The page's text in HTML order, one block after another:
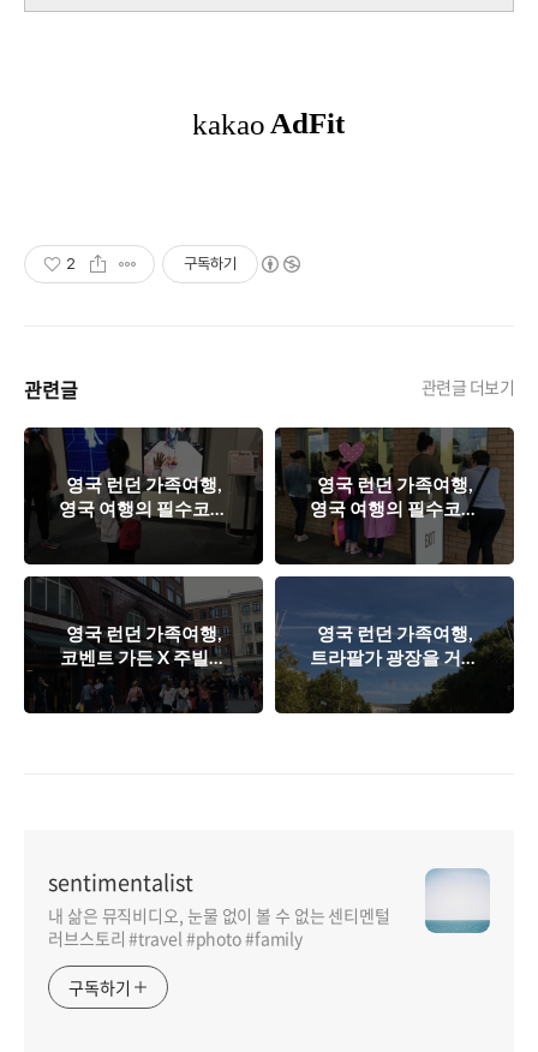
2 구독하기
관련글 관련글 더보기
영국 런던 가족여행,
영국 여행의 필수코스
- 해리포터 스튜디오
를 가다! #2
영국 런던 가족여행,
영국 여행의 필수코스
- 해리포터 스튜디오
를 가다! #1
영국 런던 가족여행,
코벤트 가든 X 주빌레
마켓에서 즐기는 영국
시장 구경
영국 런던 가족여행,
트라팔가 광장을 거쳐
내셔널 갤러리로 고고
씽!
sentimentalist
내 삶은 뮤직비디오, 눈물 없이 볼 수 없는 센티멘털
러브스토리 #travel #photo #family
구독하기